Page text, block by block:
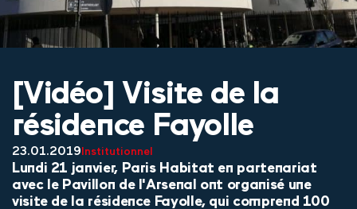
[Vidéo] Visite de la
résidence Fayolle
23.01.2019 Institutionnel
Lundi 21 janvier, Paris Habitat en partenariat
avec le Pavillon de l'Arsenal ont organisé une
visite de la résidence Fayolle, qui comprend 100